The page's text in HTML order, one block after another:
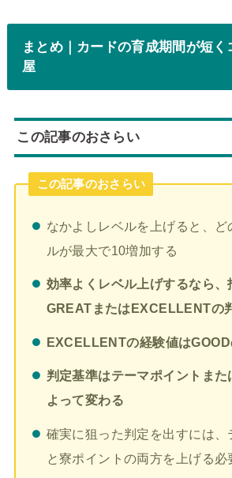
まとめ｜カードの育成期間が短
屋
この記事のおさらい
この記事のおさらい
なかよしレベルを上げると、ど
ルが最大で10増加する
効率よくレベル上げするなら、
GREATまたはEXCELLENTの
EXCELLENTの経験値は
判定基準はテーマポイントまた
よって変わる
確実に狙った判定を出すには、
と寮ポイントの両方を上げる必